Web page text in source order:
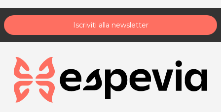
Iscriviti alla newsletter